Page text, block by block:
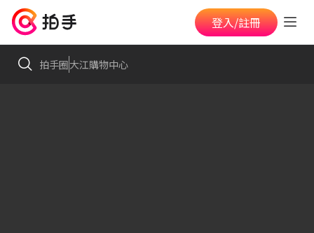
登入/註冊
拍手圈大江購物中心